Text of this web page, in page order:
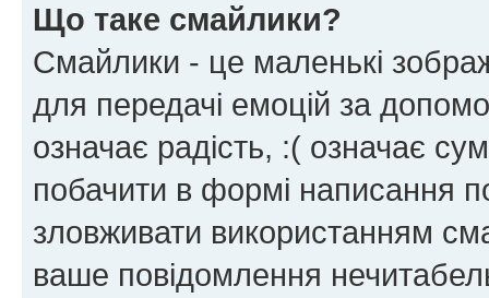
Що таке смайлики?
Смайлики - це маленькі
для передачі емоцій за
означає радість, :( означає
побачити в формі написання
зловживати використанням
ваше повідомлення